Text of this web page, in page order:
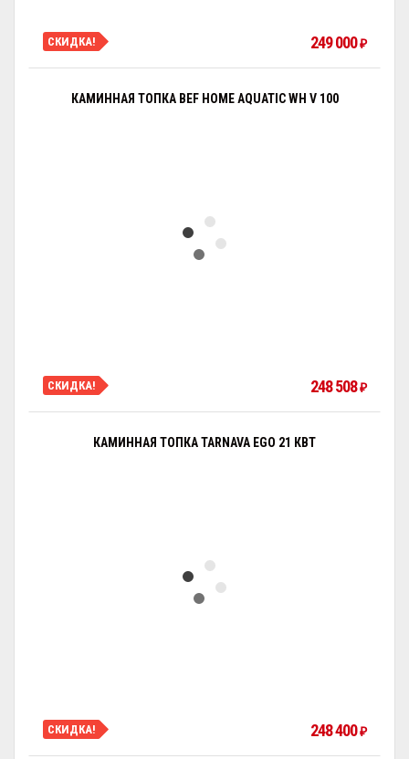
СКИДКА! 249 000₽
КАМИННАЯ ТОПКА BEF HOME AQUATIC WH V 100
СКИДКА! 248 508₽
КАМИННАЯ ТОПКА TARNAVA EGO 21 КВТ
СКИДКА! 248 400₽